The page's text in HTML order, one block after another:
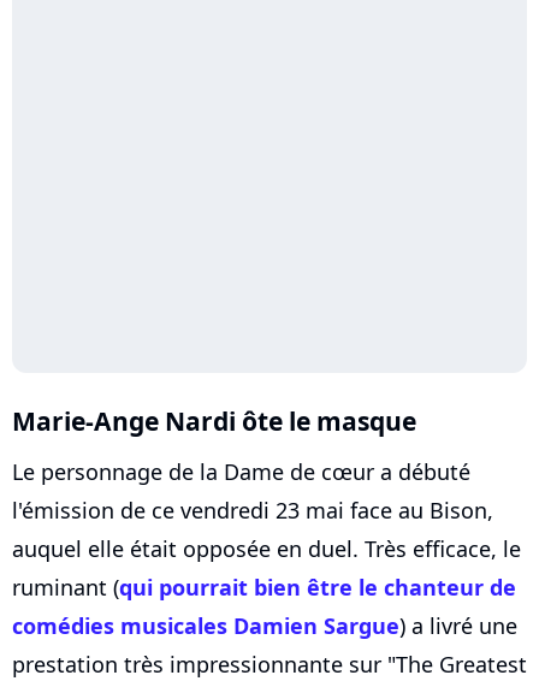
Marie-Ange Nardi ôte le masque
Le personnage de la Dame de cœur a débuté
l'émission de ce vendredi 23 mai face au Bison,
auquel elle était opposée en duel. Très efficace, le
ruminant (qui pourrait bien être le chanteur de
comédies musicales Damien Sargue) a livré une
prestation très impressionnante sur "The Greatest